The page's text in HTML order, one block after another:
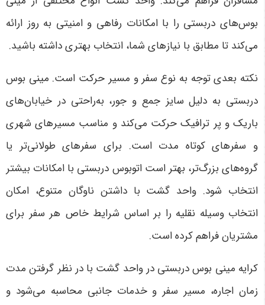
بوس‌های دربستی را با امکانات رفاهی و امنیتی به روز ارائه
می‌کند تا مطابق با نیازهای شما، انتخاب بهتری داشته باشید.
نکته بعدی توجه به نوع سفر و مسیر حرکت است. مینی بوس
دربستی به دلیل سایز جمع و جور، به‌راحتی در خیابان‌های
باریک و پر ترافیک حرکت می‌کند و مناسب مسیرهای شهری
و سفرهای کوتاه مدت است. برای سفرهای طولانی‌تر یا
گروه‌های بزرگ‌تر، بهتر است اتوبوس دربستی با امکانات بیشتر
انتخاب شود. واحد گشت با داشتن ناوگان متنوع، امکان
انتخاب وسیله نقلیه را بر اساس شرایط خاص هر سفر برای
مشتریان فراهم کرده است.
کرایه مینی بوس دربستی در واحد گشت با در نظر گرفتن مدت
زمان اجاره، مسیر سفر و خدمات جانبی محاسبه می‌شود و